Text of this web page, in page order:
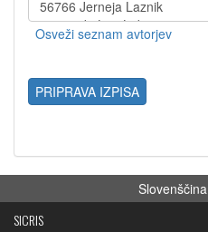
PRIPRAVA IZPISA
Slovenščina
SICRIS